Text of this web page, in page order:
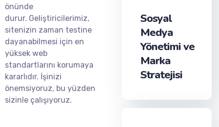
önünde
durur. Geliştiricilerimiz,
sitenizin zaman testine
dayanabilmesi için en
yüksek web
standartlarını korumaya
kararlıdır. İşinizi
önemsiyoruz, bu yüzden
sizinle çalışıyoruz.
Sosyal
Medya
Yönetimi ve
Marka
Stratejisi